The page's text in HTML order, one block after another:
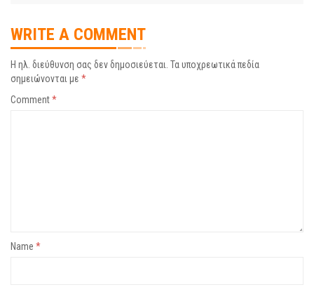
WRITE A COMMENT
Η ηλ. διεύθυνση σας δεν δημοσιεύεται. Τα υποχρεωτικά πεδία
σημειώνονται με *
Comment*
Name *